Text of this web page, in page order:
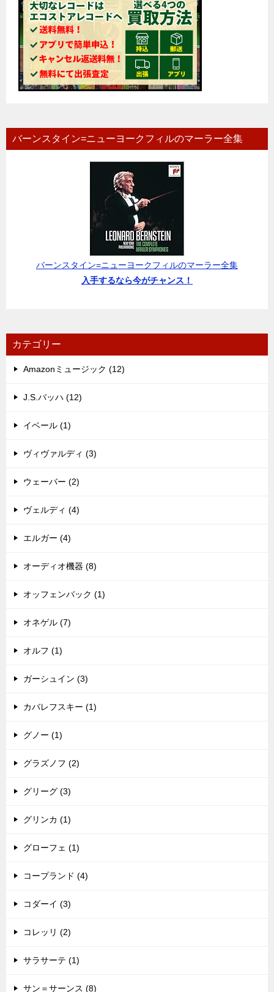
バーンスタイン=ニューヨークフィルのマーラー全集
バーンスタイン=ニューヨークフィルのマーラー全集
入手するなら今がチャンス！
カテゴリー
Amazonミュージック (12)
J.S.バッハ (12)
イベール (1)
ヴィヴァルディ (3)
ウェーバー (2)
ヴェルディ (4)
エルガー (4)
オーディオ機器 (8)
オッフェンバック (1)
オネゲル (7)
オルフ (1)
ガーシュイン (3)
カバレフスキー (1)
グノー (1)
グラズノフ (2)
グリーグ (3)
グリンカ (1)
グローフェ (1)
コープランド (4)
コダーイ (3)
コレッリ (2)
サラサーテ (1)
サン＝サーンス (8)